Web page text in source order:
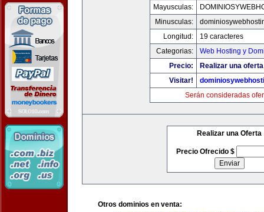
Mayusculas:
Minusculas:
Longitud:
19 caracteres
Categorias:
Web Hosting y
Precio:
Realizar una
Visitar!
Serán consideradas
Realizar una Oferta
Precio Ofrecido $
Otros dominios en venta: